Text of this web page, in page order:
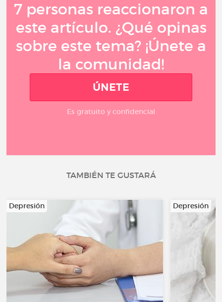
7 personas reaccionaron a
este artículo. ¿Qué opinas
sobre este tema? ¡Únete a
la comunidad!
ÚNETE
Es gratuito y confidencial
TAMBIÉN TE GUSTARÁ
Depresión Depresión